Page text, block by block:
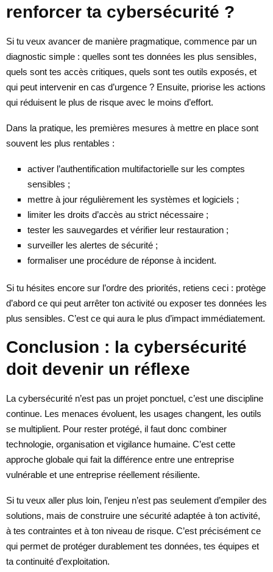
renforcer ta cybersécurité ?
Si tu veux avancer de manière pragmatique, commence par un
diagnostic simple : quelles sont tes données les plus sensibles,
quels sont tes accès critiques, quels sont tes outils exposés, et
qui peut intervenir en cas d’urgence ? Ensuite, priorise les actions
qui réduisent le plus de risque avec le moins d’effort.
Dans la pratique, les premières mesures à mettre en place sont
souvent les plus rentables :
activer l’authentification multifactorielle sur les comptes
sensibles ;
mettre à jour régulièrement les systèmes et logiciels ;
limiter les droits d’accès au strict nécessaire ;
tester les sauvegardes et vérifier leur restauration ;
surveiller les alertes de sécurité ;
formaliser une procédure de réponse à incident.
Si tu hésites encore sur l’ordre des priorités, retiens ceci : protège
d’abord ce qui peut arrêter ton activité ou exposer tes données les
plus sensibles. C’est ce qui aura le plus d’impact immédiatement.
Conclusion : la cybersécurité
doit devenir un réflexe
La cybersécurité n’est pas un projet ponctuel, c’est une discipline
continue. Les menaces évoluent, les usages changent, les outils
se multiplient. Pour rester protégé, il faut donc combiner
technologie, organisation et vigilance humaine. C’est cette
approche globale qui fait la différence entre une entreprise
vulnérable et une entreprise réellement résiliente.
Si tu veux aller plus loin, l’enjeu n’est pas seulement d’empiler des
solutions, mais de construire une sécurité adaptée à ton activité,
à tes contraintes et à ton niveau de risque. C’est précisément ce
qui permet de protéger durablement tes données, tes équipes et
ta continuité d’exploitation.